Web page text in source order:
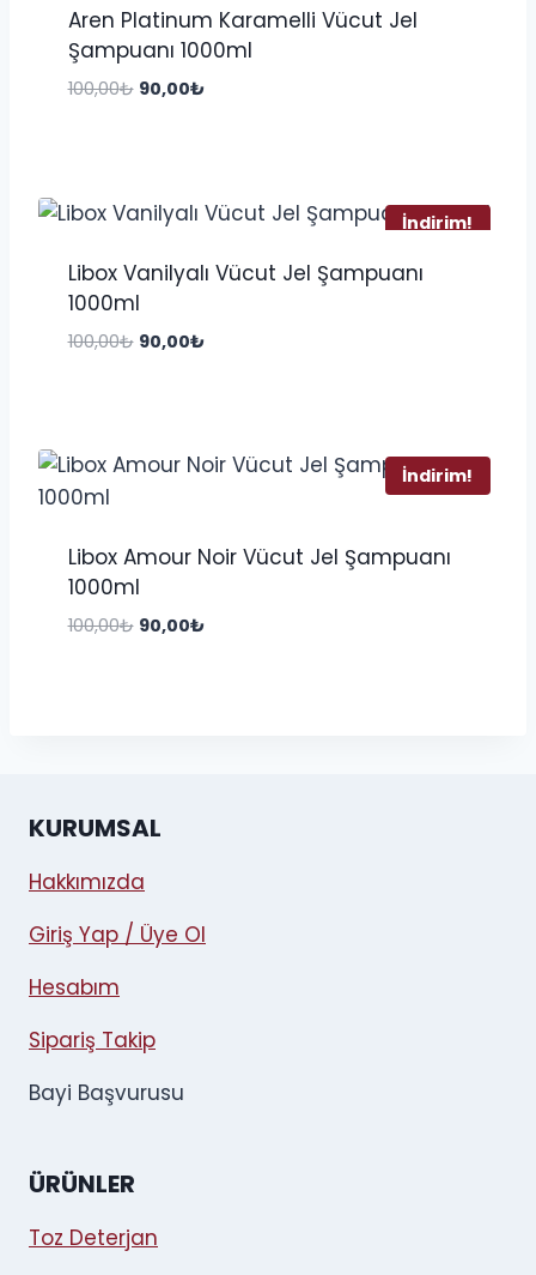
Aren Platinum Karamelli Vücut Jel
Şampuanı 1000ml
100,00₺ Orijinal
90,00₺Şu
İndirim!
Libox Vanilyalı Vücut Jel Şampuanı
1000ml
100,00₺ Orijinal
90,00₺Şu
İndirim!
Libox Amour Noir Vücut Jel Şampuanı
1000ml
100,00₺ Orijinal
90,00₺Şu
KURUMSAL
Hakkımızda
Giriş Yap / Üye Ol
Hesabım
Sipariş Takip
Bayi Başvurusu
ÜRÜNLER
Toz Deterjan